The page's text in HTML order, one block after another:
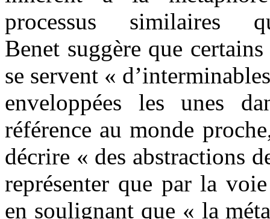
processus
Benet suggère que
se servent «
enveloppées les unes
référence au monde
décrire « des abstractions
représenter que par la
en soulignant que « la